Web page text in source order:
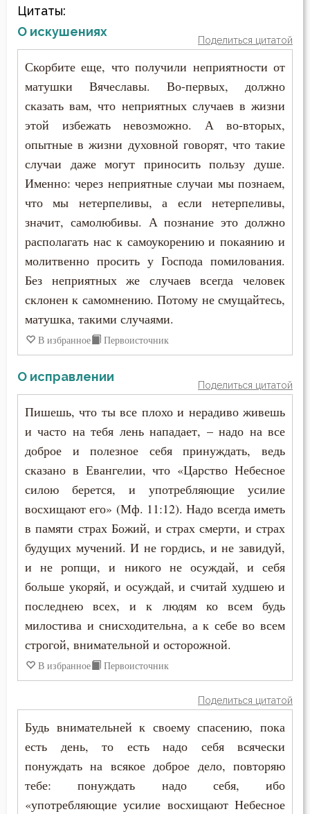
Благодарность
Благочестие
Ближний
Блуд
Богатство
Болезнь
Борьба
Будущее
Вера
Воздаяние
Воздержание
Воля
Воля Божия
Врач
Время
Гордость
Гость
Грех
Дело
Деньги
Друг
Аврелий Августин
Амвросий Оптинский (Гренков)
Амфилохий Иконийский
Анастасий Синаит
Анатолий Оптинский (Зерцалов)
Антоний Великий
Антоний Оптинский (Путилов)
Афанасий (Сахаров)
Афанасий Великий
Варсонофий Оптинский (Плиханков)
Василий Великий
Григорий Великий (Двоеслов)
Григорий Нисский
Григорий Палама
Григорий Синаит
Григорий Чудотворец
Диадох
Дионисий Ареопагит
Епифаний Кипрский
Ерм
Цитаты:
О искушениях
Поделиться цитатой
Скорбите еще, что получили неприятности от
матушки Вячеславы. Во-первых, должно
сказать вам, что неприятных случаев в жизни
этой избежать невозможно. А во-вторых,
опытные в жизни духовной говорят, что такие
случаи даже могут приносить пользу душе.
Именно: через неприятные случаи мы познаем,
что мы нетерпеливы, а если нетерпеливы,
значит, самолюбивы. А познание это должно
располагать нас к самоукорению и покаянию и
молитвенно просить у Господа помилования.
Без неприятных же случаев всегда человек
склонен к самомнению. Потому не смущайтесь,
матушка, такими случаями.
В избранное Первоисточник
О исправлении
Поделиться цитатой
Пишешь, что ты все плохо и нерадиво живешь
и часто на тебя лень нападает, – надо на все
доброе и полезное себя принуждать, ведь
сказано в Евангелии, что «Царство Небесное
силою берется, и употребляющие усилие
восхищают его» (Мф. 11:12). Надо всегда иметь
в памяти страх Божий, и страх смерти, и страх
будущих мучений. И не гордись, и не завидуй,
и не ропщи, и никого не осуждай, и себя
больше укоряй, и осуждай, и считай худшею и
последнею всех, и к людям ко всем будь
милостива и снисходительна, а к себе во всем
строгой, внимательной и осторожной.
В избранное Первоисточник
Поделиться цитатой
Будь внимательней к своему спасению, пока
есть день, то есть надо себя всячески
понуждать на всякое доброе дело, повторяю
тебе: понуждать надо себя, ибо
«употребляющие усилие восхищают Небесное